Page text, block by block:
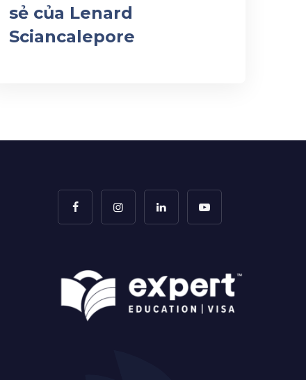
sẻ của Lenard
Sciancalepore